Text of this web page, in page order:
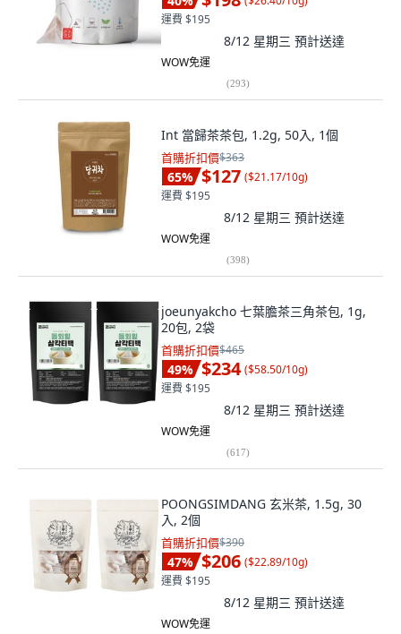
運費 $195
8/12 星期三 預計送達
WOW免運
(293)
Int 當歸茶茶包, 1.2g, 50入, 1個
首購折扣價$363
65% $127 ($21.17/10g)
運費 $195
8/12 星期三 預計送達
WOW免運
(398)
joeunyakcho 七葉膽茶三角茶包, 1g,
20包, 2袋
首購折扣價$465
49% $234 ($58.50/10g)
運費 $195
8/12 星期三 預計送達
WOW免運
(617)
POONGSIMDANG 玄米茶, 1.5g, 30
入, 2個
首購折扣價$390
47% $206 ($22.89/10g)
運費 $195
8/12 星期三 預計送達
WOW免運